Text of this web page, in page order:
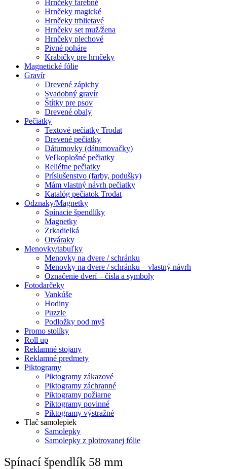
Hrnčeky farebné
Hrnčeky magické
Hrnčeky trblietavé
Hrnčeky set muž/žena
Hrnčeky plechové
Pivné poháre
Krabičky pre hrnčeky
Magnetické fólie
Gravír
Drevené zápichy
Svadobný gravír
Štítky pre psov
Drevené obaly
Pečiatky
Textové pečiatky Trodat
Drevené pečiatky
Dátumovky (dátumovačky)
Veľkoplošné pečiatky
Reliéfne pečiatky
Príslušenstvo (farby, podušky)
Mám vlastný návrh pečiatky
Katalóg pečiatok Trodat
Odznaky/Magnetky
Spínacie špendlíky
Magnetky
Zrkadielká
Otváraky
Menovky/tabuľky
Menovky na dvere / schránku
Menovky na dvere / schránku – vlastný návrh
Označenie dverí – čísla a symboly
Fotodarčeky
Vankúše
Hodiny
Puzzle
Podložky pod myš
Promo stolíky
Roll up
Reklamné stojany
Reklamné predmety
Piktogramy
Piktogramy zákazové
Piktogramy záchranné
Piktogramy požiarne
Piktogramy povinné
Piktogramy výstražné
Tlač samolepiek
Samolepky
Samolepky z plotrovanej fólie
Spínací špendlík 58 mm